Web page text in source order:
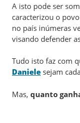
A isto pode ser
caracterizou o
no país inúmeras
visando defender
Tudo isto faz com
Daniele sejam
Mas, quanto